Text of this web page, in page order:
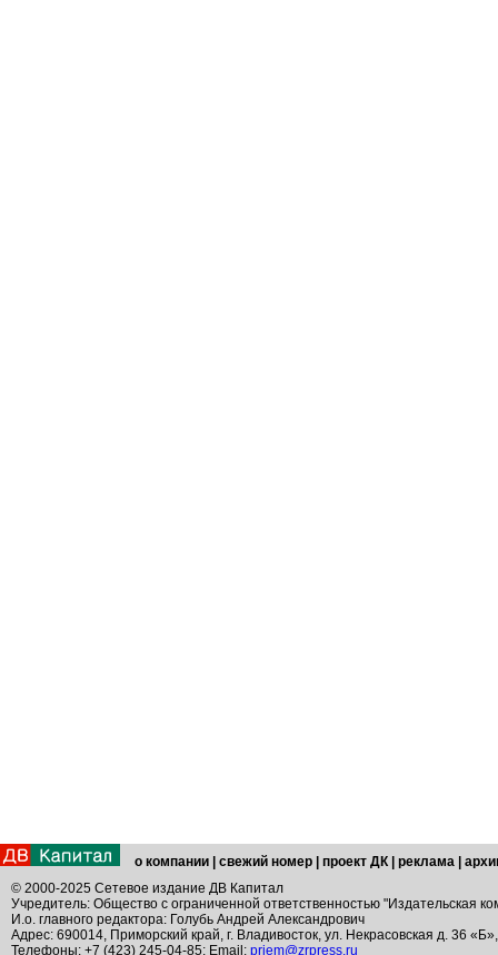
о компании свежий номер проект ДК реклама
© 2000-2025 Сетевое издание ДВ Капитал
Учредитель: Общество с ограниченной ответственностью "Издательская
И.о. главного редактора: Голубь Андрей Александрович
Адрес: 690014, Приморский край, г. Владивосток, ул. Некрасовская д. 36
Телефоны: +7 (423) 245-04-85; Email: priem@zrpress.ru